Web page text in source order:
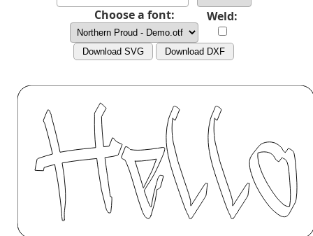
Choose a font: Weld:
Download SVG Download DXF